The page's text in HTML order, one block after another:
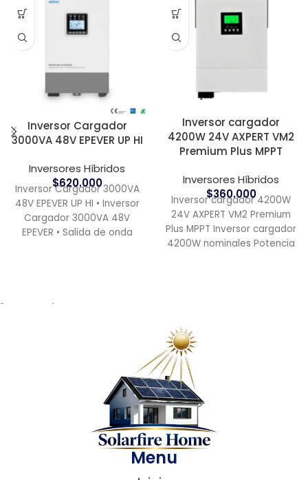
Inversor Cargador
3000VA 48V EPEVER UP HI
Inversores Híbridos
$620.000
Inversor Cargador 3000VA
48V EPEVER UP HI • Inversor
Cargador 3000VA 48V
EPEVER • Salida de onda
Inversor cargador
4200W 24V AXPERT VM2
Premium Plus MPPT
Inversores Híbridos
$360.000
Inversor cargador 4200W
24V AXPERT VM2 Premium
Plus MPPT Inversor cargador
4200W nominales Potencia
Menu